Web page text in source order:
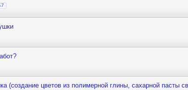
(создание цветов из полимерной глины, сахарной пасты